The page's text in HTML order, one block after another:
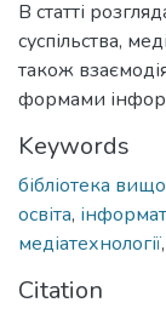
В статті
суспільства,
також
формами
Keywords
бібліотека
освіта,
медіатехнології,
Citation